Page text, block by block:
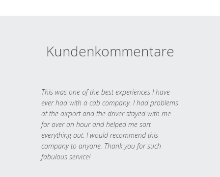
Kundenkommentare
This was one of the best experiences I have
ever had with a cab company. I had problems
at the airport and the driver stayed with me
for over an hour and helped me sort
everything out. I would recommend this
company to anyone. Thank you for such
fabulous service!